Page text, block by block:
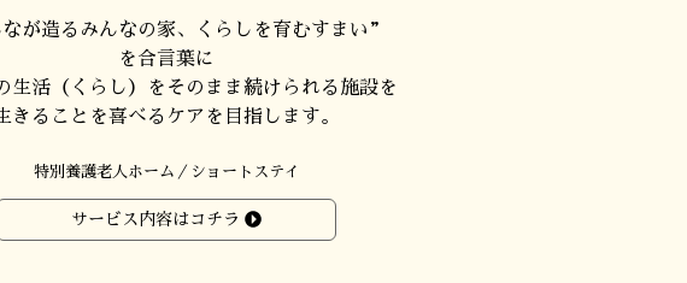
が造るみんなの家、くらしを育むすまい”
を合言葉に
生活（くらし）をそのまま続けられる施設を
きることを喜べるケアを目指します。
特別養護老人ホーム／ショートステイ
サービス内容はコチラ